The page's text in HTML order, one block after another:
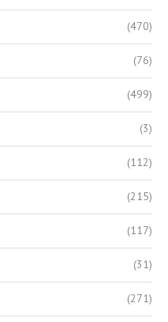
(470)
(76)
(499)
(3)
(112)
(215)
(117)
(31)
(271)